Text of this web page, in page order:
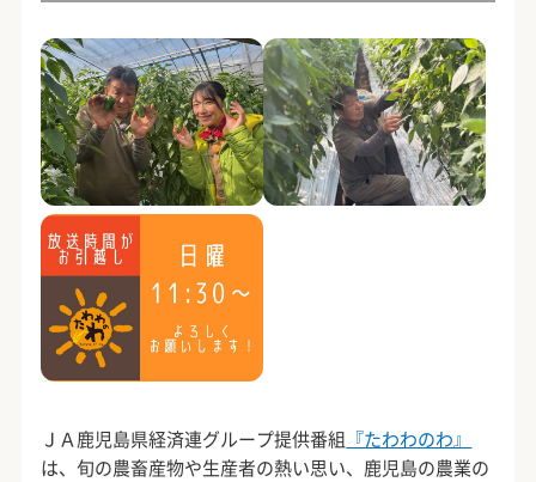
ＪＡ鹿児島県経済連グループ提供番組 『たわわのわ』
は、旬の農畜産物や生産者の熱い思い、鹿児島の農業の